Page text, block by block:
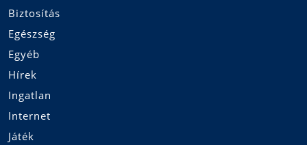
Biztosítás
Egészség
Egyéb
Hírek
Ingatlan
Internet
Játék